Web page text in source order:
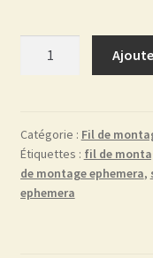
montage
EPHEMERA
jaune
paille
Catégorie : Fil de
Étiquettes : fil de
de montage ephemera,
ephemera